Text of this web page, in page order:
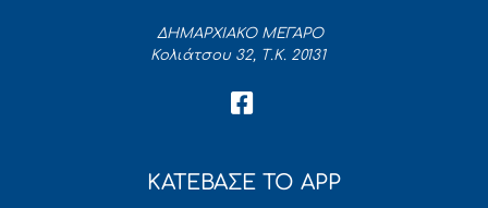
ΔΗΜΑΡΧΙΑΚΟ ΜΕΓΑΡΟ
Κολιάτσου 32, Τ.Κ. 20131
ΚΑΤΕΒΑΣΕ ΤΟ APP